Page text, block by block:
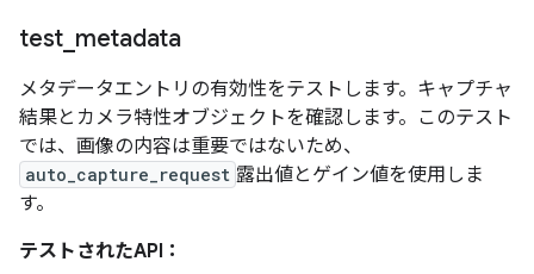
test metadata
メタデータエントリの有効性をテストします。キャプチャ
結果とカメラ特性オブジェクトを確認します。このテスト
では、画像の内容は重要ではないため、
auto_capture_request 露出値とゲイン値を使用しま
す。
テストされたAPI：